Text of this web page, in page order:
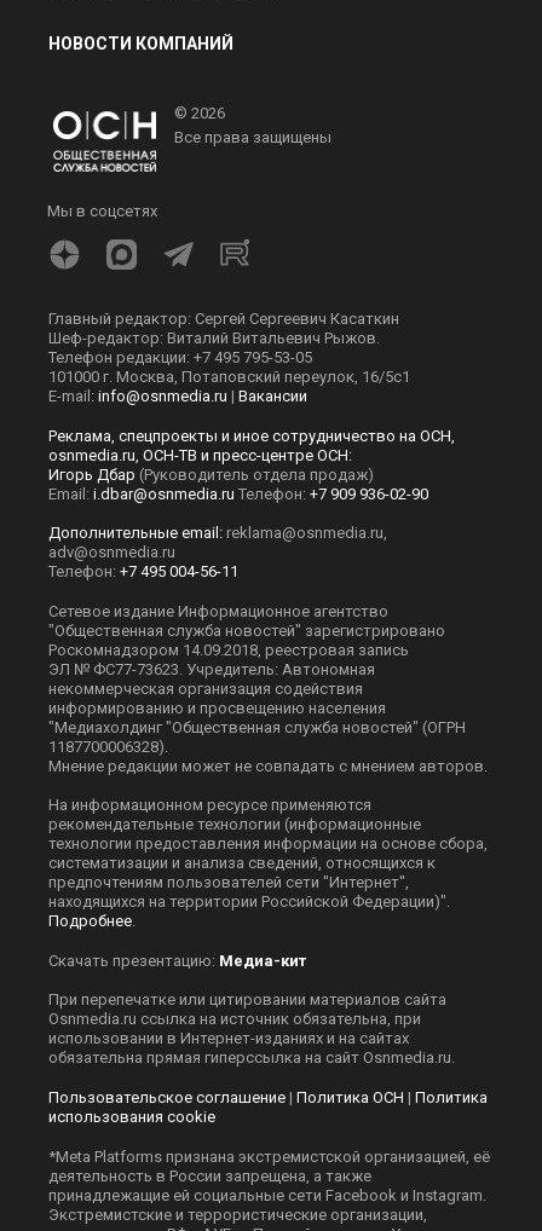
НОВОСТИ КОМПАНИЙ
© 2026
Все права защищены
Мы в соцсетях
Главный редактор: Сергей Сергеевич Касаткин
Шеф-редактор: Виталий Витальевич Рыжов.
Телефон редакции: +7 495 795-53-05
101000 г. Москва, Потаповский переулок, 16/5с1
E-mail: info@osnmedia.ru | Вакансии
Реклама, спецпроекты и иное сотрудничество на ОСН,
osnmedia.ru, ОСН-ТВ и пресс-центре ОСН:
Игорь Дбар (Руководитель отдела продаж)
Email: i.dbar@osnmedia.ru Телефон: +7 909 936-02-90
Дополнительные email: reklama@osnmedia.ru,
adv@osnmedia.ru
Телефон: +7 495 004-56-11
Сетевое издание Информационное агентство
"Общественная служба новостей" зарегистрировано
Роскомнадзором 14.09.2018, реестровая запись
ЭЛ № ФС77-73623. Учредитель: Автономная
некоммерческая организация содействия
информированию и просвещению населения
"Медиахолдинг "Общественная служба новостей" (ОГРН
1187700006328).
Мнение редакции может не совпадать с мнением авторов.
На информационном ресурсе применяются
рекомендательные технологии (информационные
технологии предоставления информации на основе сбора,
систематизации и анализа сведений, относящихся к
предпочтениям пользователей сети "Интернет",
находящихся на территории Российской Федерации)".
Подробнее.
Скачать презентацию: Медиа-кит
При перепечатке или цитировании материалов сайта
Оsnmedia.ru ссылка на источник обязательна, при
использовании в Интернет-изданиях и на сайтах
обязательна прямая гиперссылка на сайт Оsnmedia.ru.
Пользовательское соглашение | Политика ОСН | Политика
использования cookie
*Meta Platforms признана экстремистской организацией, её
деятельность в России запрещена, а также
принадлежащие ей социальные сети Facebook и Instagram.
Экстремистские и террористические организации,